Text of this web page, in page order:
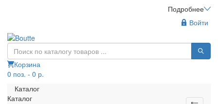
Подробнее
Войти
Корзина
0 поз. - 0 р.
Каталог
Каталог